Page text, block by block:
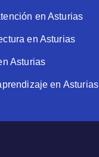
en Asturias
en Asturias
Asturias
en Asturias